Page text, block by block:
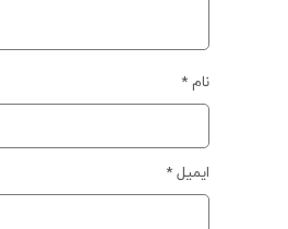
نام *
ایمیل *